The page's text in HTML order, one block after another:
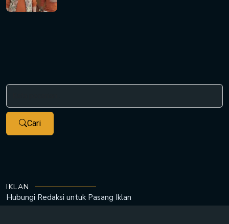
Cari
IKLAN
Hubungi Redaksi untuk Pasang Iklan